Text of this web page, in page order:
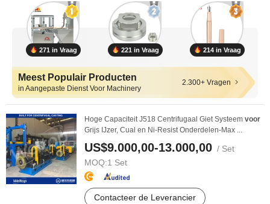
271 in Vraag 221 in Vraag 214 in Vraag
Meest Populair Producten
in Aangepaste Dienst Voor Machinery
2.300+ Vragen
Hoge Capaciteit J518 Centrifugaal Giet Systeem voor
Grijs IJzer, Cual en Ni-Resist Onderdelen-Max ...
US$9.000,00-13.000,00 / Set
MOQ:1 Set
Contacteer de Leverancier